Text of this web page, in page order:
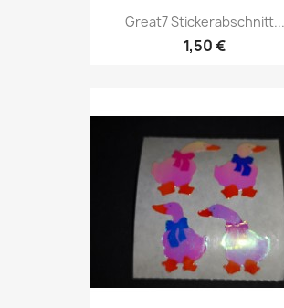
Great7 Stickerabschnitt...
1,50 €